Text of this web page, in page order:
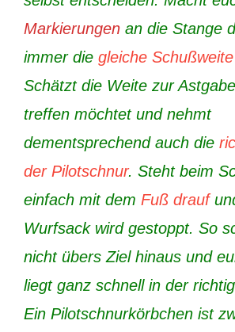
Markierungen an die Stange
immer die gleiche Schußweite
Schätzt die Weite zur
treffen möchtet und nehmt
dementsprechend auch die
der Pilotschnur. Steht beim
einfach mit dem Fuß drauf
Wurfsack wird gestoppt. So
nicht übers Ziel hinaus und
liegt ganz schnell in der
Ein Pilotschnurkörbchen ist